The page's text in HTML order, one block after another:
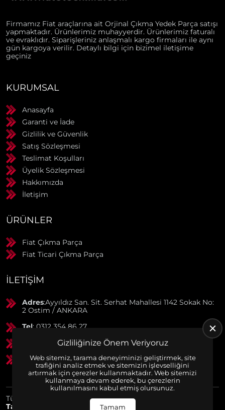
Firmamız Fiat araçlarına ait Orjinal Çıkma Yedek Parça satışı
yapmaktadır. Ürünlerimiz muhayyerdir. Ürünlerimiz faturalı
ve evraklıdır. Siparişleriniz anlaşmalı kargo firmaları ile aynı
gün kargoya verilir. Detaylı bilgi için bizimel iletişime
geçiniz
KURUMSAL
Anasayfa
Garanti ve İade
Gizlilik ve Güvenlik
Satış Sözleşmesi
Teslimat Koşulları
Üyelik Sözleşmesi
Hakkımızda
İletişim
ÜRÜNLER
Fiat Çıkma Parça
Fiat Ticari Çıkma Parça
İLETIŞIM
Adres:Ayyıldız San. Sit. Serhat Mahallesi 1142 Sokak No:
2 Ostim / ANKARA
Tel: 0312 354 86 27
: 0506 369 50 55
GSM: 0553 790 38 01
Tüm Hakları Saklıdır. | Bu site Us Yazılım
Tasarım
Paketleri ile Hazırlanmıştır. © 2025
Gizliliğinize Önem Veriyoruz
Web sitemiz, tarama deneyiminizi geliştirmek, site
trafiğini analiz etmek ve sitemizin işlevselliğini
artırmak için çerezler kullanmaktadır. Web sitemizi
kullanmaya devam ederek, bu çerezlerin
kullanılmasını kabul etmiş olursunuz.
Tamam